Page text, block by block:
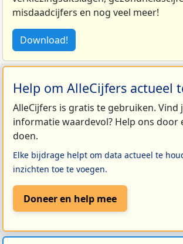
misdaadcijfers en nog veel meer!
Download!
Help om AlleCijfers actueel
AlleCijfers is gratis te gebruiken. Vind
informatie waardevol? Help ons door
doen.
Elke bijdrage helpt om data actueel te
inzichten toe te voegen.
Doneer en help mee